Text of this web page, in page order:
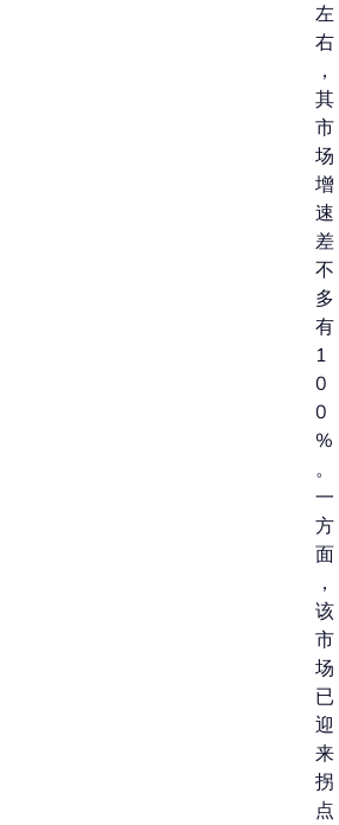
左
右
，
其
市
场
增
速
差
不
多
有
1
0
0
%
。
一
方
面
，
该
市
场
已
迎
来
拐
点